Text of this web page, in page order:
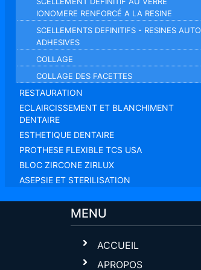
IONOMERE RENFORCÉ A LA RESINE
SCELLEMENTS DEFINITIFS - RESINES AUTO
ADHESIVES
COLLAGE
COLLAGE DES FACETTES
RESTAURATION
ECLAIRCISSEMENT ET BLANCHIMENT
DENTAIRE
ESTHETIQUE DENTAIRE
PROTHESE FLEXIBLE TCS USA
BLOC ZIRCONE ZIRLUX
ASEPSIE ET STERILISATION
MENU
ACCUEIL
APROPOS